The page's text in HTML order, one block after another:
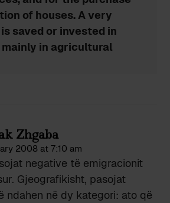
of houses. A very
saved or invested in
mainly in agricultural
Zhgaba
2008 at 7:10 am
negative të emigracionit
Gjeografikisht, pasojat
ndahen në dy kategori: ato që